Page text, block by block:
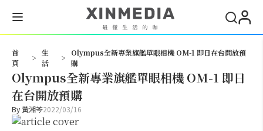
首
頁
>
生
活
>
Olympus全新專業旗艦單眼相機 OM-1 即日在台開放預
購
Olympus全新專業旗艦單眼相機 OM-1 即日
在台開放預購
By 黃湘芩2022/03/16